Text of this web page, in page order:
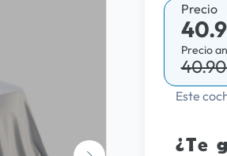
Precio
Precio
Este
¿Te